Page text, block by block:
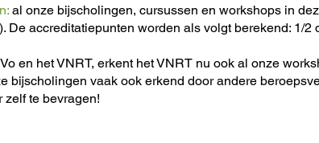
al onze bijscholingen, cursussen en workshops in
accreditatiepunten worden als volgt berekend: 1/2
en het VNRT, erkent het VNRT nu ook al onze
bijscholingen vaak ook erkend door andere
zelf te bevragen!